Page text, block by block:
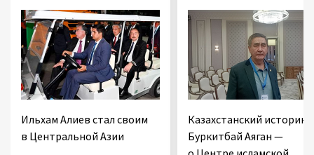
Ильхам Алиев стал своим
в Центральной Азии
Казахстанский историк
Буркитбай Аяган —